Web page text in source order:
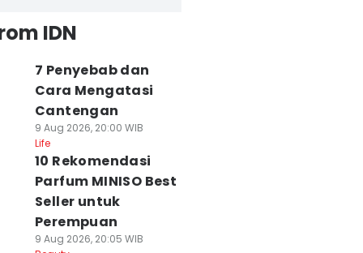
IDN
7 Penyebab dan
Cara Mengatasi
Cantengan
9 Aug 2026, 20:00 WIB
Life
10 Rekomendasi
Parfum MINISO Best
Seller untuk
Perempuan
9 Aug 2026, 20:05 WIB